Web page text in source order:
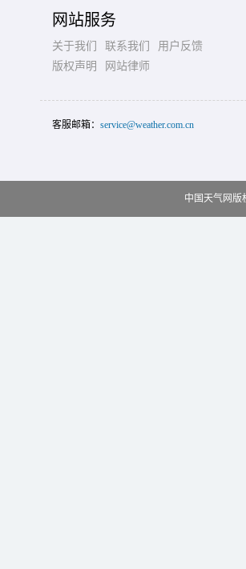
网站服务
关于我们 联系我们
用户反馈
版权声明
网站律师
客服邮箱： service@weather.com.cn
中国天气网